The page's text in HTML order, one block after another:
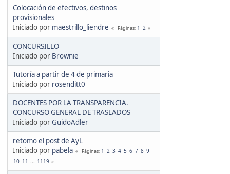
Colocación de efectivos, destinos
provisionales
Iniciado por maestrillo_liendre Páginas 1 2
CONCURSILLO
Iniciado por Brownie
Tutoría a partir de 4 de primaria
Iniciado por rosenditt0
DOCENTES POR LA TRANSPARENCIA.
CONCURSO GENERAL DE TRASLADOS
Iniciado porGuidoAdler
retomo el post de AyL
Iniciado por pabela Páginas 1 2 3 4 5 6 7 8 9
10 11 ... 1119